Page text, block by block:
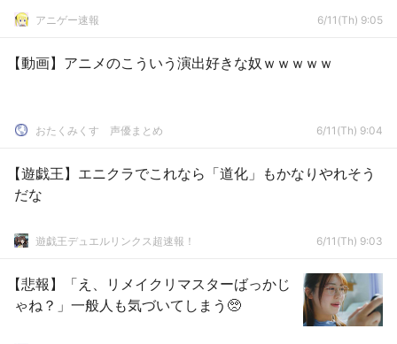
アニゲー速報 6/11(Th) 9:05
【動画】アニメのこういう演出好きな奴ｗｗｗｗｗ
おたくみくす 声優まとめ 6/11(Th) 9:04
【遊戯王】エニクラでこれなら「道化」もかなりやれそう
だな
遊戯王デュエルリンクス超速報！ 6/11(Th) 9:03
【悲報】「え、リメイクリマスターばっかじ
ゃね？」一般人も気づいてしまう🥺